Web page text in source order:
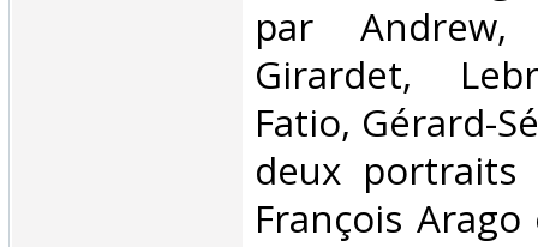
par Andrew,
Girardet,
Fatio, Gérard-
deux portraits
François